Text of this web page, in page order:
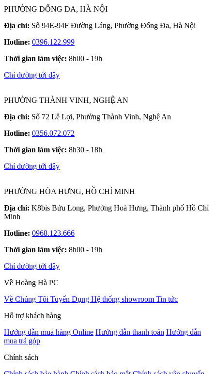
PHƯỜNG ĐỐNG ĐA, HÀ NỘI
Địa chỉ: Số 94E-94F Đường Láng, Phường Đống Đa, Hà Nội
Hotline: 0396.122.999
Thời gian làm việc: 8h00 - 19h
Chỉ đường tới đây
PHƯỜNG THÀNH VINH, NGHỆ AN
Địa chỉ: Số 72 Lê Lợi, Phường Thành Vinh, Nghệ An
Hotline: 0356.072.072
Thời gian làm việc: 8h30 - 18h
Chỉ đường tới đây
PHƯỜNG HÒA HƯNG, HỒ CHÍ MINH
Địa chỉ: K8bis Bửu Long, Phường Hoà Hưng, Thành phố Hồ Chí
Minh
Hotline: 0968.123.666
Thời gian làm việc: 8h00 - 19h
Chỉ đường tới đây
Về Hoàng Hà PC
Về Chúng Tôi Tuyển Dụng Hệ thống showroom Tin tức
Hỗ trợ khách hàng
Hướng dẫn mua hàng Online Hướng dẫn thanh toán Hướng dẫn
mua trả góp
Chính sách